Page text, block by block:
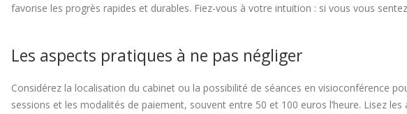
favorise les progrès rapides et durables. Fiez-vous à votre intuition : si vous vous
Les aspects pratiques à ne pas négliger
Considérez la localisation du cabinet ou la possibilité de séances en visioconférence
sessions et les modalités de paiement, souvent entre 50 et 100 euros l’heure. Lisez